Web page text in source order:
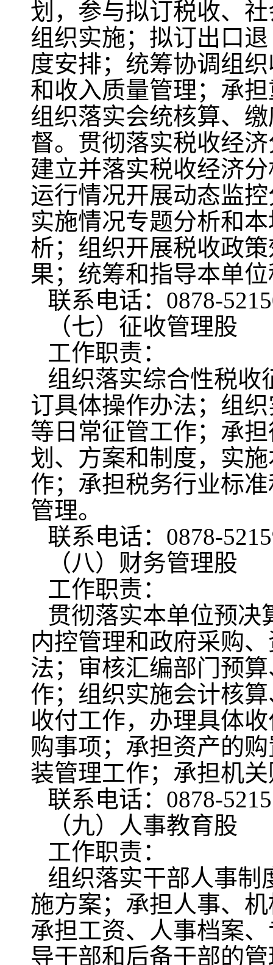
划，参与拟订税收、
组织实施；拟订出口
度安排；统筹协调组
和收入质量管理；承
组织落实会统核算、
督。贯彻落实税收经
建立并落实税收经济
运行情况开展动态监
实施情况专题分析和
析；组织开展税收政
果；统筹和指导本单
联系电话：0878-
（七）征收管理股
工作职责：
组织落实综合性税收
订具体操作办法；组
等日常征管工作；承
划、方案和制度，实
作；承担税务行业标
管理。
联系电话：0878-
（八）财务管理股
工作职责：
贯彻落实本单位预决
内控管理和政府采购
法；审核汇编部门预
作；组织实施会计核
收付工作，办理具体
购事项；承担资产的
装管理工作；承担机
联系电话：0878-
（九）人事教育股
工作职责：
组织落实干部人事制
施方案；承担人事、
承担工资、人事档案
导干部和后备干部的